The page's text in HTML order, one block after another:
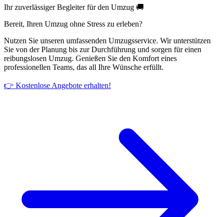
Ihr zuverlässiger Begleiter für den Umzug 🚚
Bereit, Ihren Umzug ohne Stress zu erleben?
Nutzen Sie unseren umfassenden Umzugsservice. Wir unterstützen
Sie von der Planung bis zur Durchführung und sorgen für einen
reibungslosen Umzug. Genießen Sie den Komfort eines
professionellen Teams, das all Ihre Wünsche erfüllt.
👉 Kostenlose Angebote erhalten!